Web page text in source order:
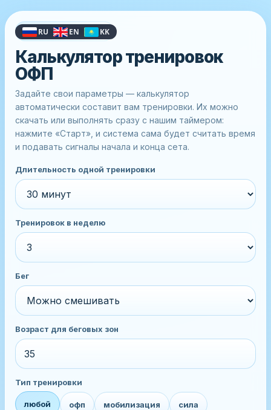
GLOBALSPORT.KZ
Калькулятор тренировок
ОФП
Задайте свои параметры — калькулятор
автоматически составит вам тренировки. Их можно
скачать или выполнять сразу с нашим таймером:
нажмите «Старт», и система сама будет считать время
и подавать сигналы начала и конца сета.
Длительность одной тренировки
Тренировок в неделю
Бег
Возраст для беговых зон
Тип тренировки
любой офп мобилизация сила
RU EN KK